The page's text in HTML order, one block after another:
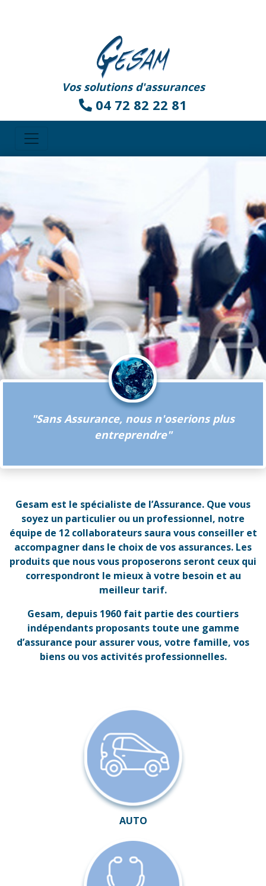
Vos solutions d'assurances
04 72 82 22 81
"Sans Assurance, nous n'oserions plus
entreprendre"
Gesam est le spécialiste de l’Assurance. Que vous
soyez un particulier ou un professionnel, notre
équipe de 12 collaborateurs saura vous conseiller et
accompagner dans le choix de vos assurances. Les
produits que nous vous proposerons seront ceux qui
correspondront le mieux à votre besoin et au
meilleur tarif.
Gesam, depuis 1960 fait partie des courtiers
indépendants proposants toute une gamme
d’assurance pour assurer vous, votre famille, vos
biens ou vos activités professionnelles.
AUTO